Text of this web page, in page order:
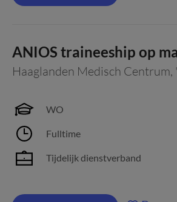
ANIOS traineeship op
Haaglanden Medisch Centrum,
WO
Fulltime
Tijdelijk dienstverband